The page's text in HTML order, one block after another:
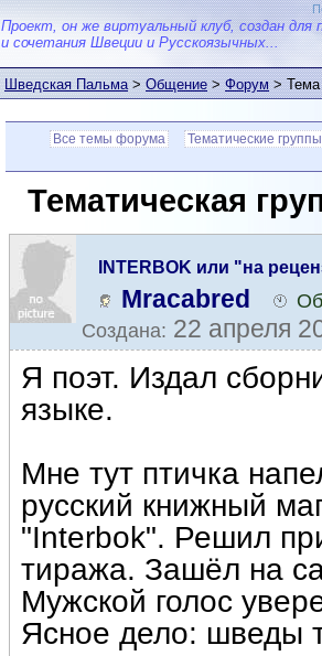
Проект, он же виртуальный клуб, создан для
и сочетания Швеции и Русскоязычных...
Шведская Пальма>Общение>Форум>
Все темы форума Тематические группы
Тематическая
INTERBOK или "на
Mracabred
Создана: 22 апреля
Я поэт. Издал
языке.
Мне тут птичка
русский книжный
"Interbok". Решил
тиража. Зашёл на
Мужской голос
Ясное дело: шведы